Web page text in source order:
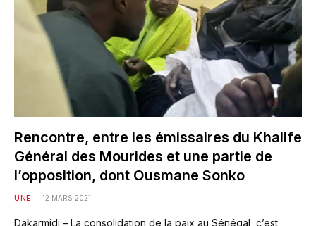
Rencontre, entre les émissaires du Khalife
Général des Mourides et une partie de
l’opposition, dont Ousmane Sonko
UNE 12 MARS 2021
Dakarmidi – La consolidation de la paix au Sénégal, c’est